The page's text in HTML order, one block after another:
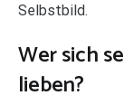
Selbstbild.
Wer sich
lieben?